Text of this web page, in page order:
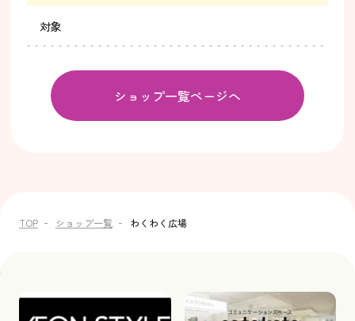
対象
ショップ一覧ページへ
TOP ショップ一覧 わくわく広場